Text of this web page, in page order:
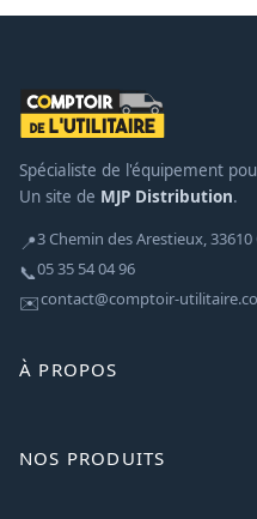
Spécialiste de l'équipement
Un site de MJP Distribution.
📍3 Chemin des Arestieux, 33610
📞05 35 54 04 96
✉️contact@comptoir-
À PROPOS
NOS PRODUITS